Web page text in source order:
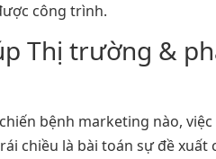
công trình.
Thị trường &
bệnh marketing nào,
chiều là bài toán sự đề xuất